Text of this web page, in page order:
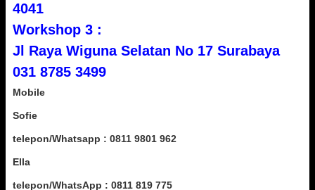
4041
Workshop 3 :
Jl Raya Wiguna Selatan No 17 Surabaya
031 8785 3499
Mobile
Sofie
telepon/Whatsapp : 0811 9801 962
Ella
telepon/WhatsApp : 0811 819 775